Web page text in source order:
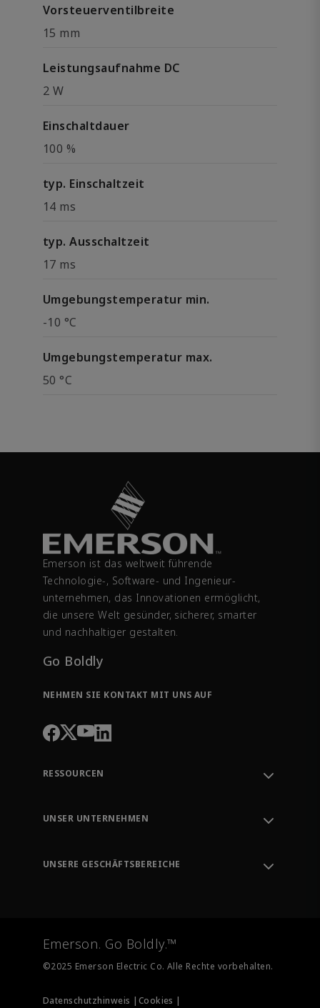
Vorsteuerventilbreite
15 mm
Leistungsaufnahme DC
2 W
Einschaltdauer
100 %
typ. Einschaltzeit
14 ms
typ. Ausschaltzeit
17 ms
Umgebungstemperatur min.
-10 °C
Umgebungstemperatur max.
50 °C
Emerson ist das weltweit führende
Technologie-, Software- und Ingenieur­
unternehmen, das Innovationen ermöglicht,
die unsere Welt gesünder, sicherer, smarter
und nachhaltiger gestalten.
Go Boldly
NEHMEN SIE KONTAKT MIT UNS AUF
RESSOURCEN
Auftragsverfolgung
Ausbildung
UNSER UNTERNEHMEN
Umwelt, Soziales und Governance
UNSERE GESCHÄFTSBEREICHE
Messinstrumentierung
Emerson. Go Boldly.™
©2025 Emerson Electric Co. Alle Rechte vorbehalten.
Datenschutzhinweis | Cookies |